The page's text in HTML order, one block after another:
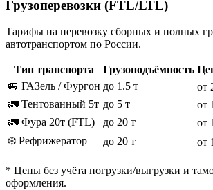
Грузоперевозки (FTL/LTL)
Тарифы на перевозку сборных и полных
автотранспортом по России.
Тип транспорта Грузоподъёмность
🚐 ГАЗель / Фургон до 1.5 т от
🚛 Тентованный 5т до 5 т от
🚛 Фура 20т (FTL)
до 20 т от
❄️ Рефрижератор
до 20 т от
* Цены без учёта погрузки/выгрузки и
оформления.